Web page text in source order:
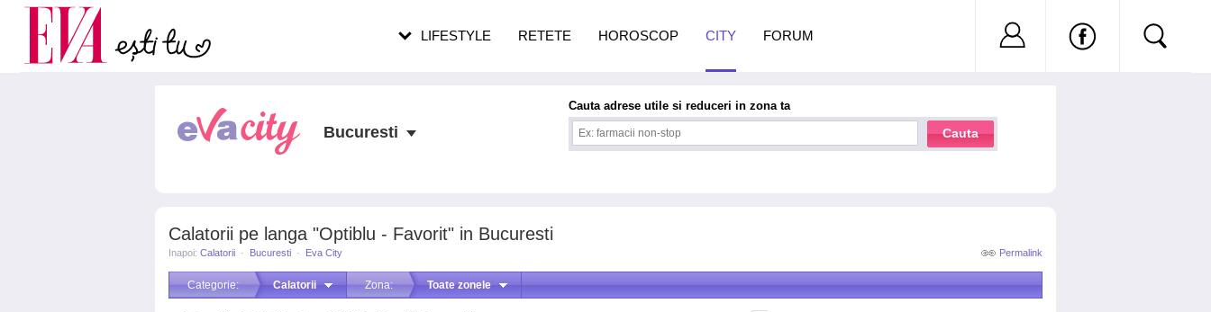
Calatorii pe langa "Optiblu - Favorit" in Bucuresti
Permalink
Inapoi: Calatorii · Bucuresti · Eva City
Categorie: Calatorii Zona: Toate zonele
Bucuresti
Cauta adrese utile si reduceri in zona ta
Cauta
LIFESTYLE RETETE HOROSCOP CITY FORUM Nu ai cont?
Carieră
Actualitate